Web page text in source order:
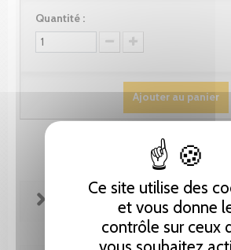
Ce site utilise des
et vous donne
contrôle sur ceux
vous souhaitez
Quantité :
Ajouter au panier
FICHE TECHNIQUE